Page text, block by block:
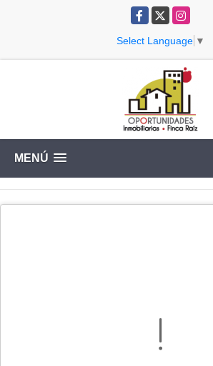
Facebook
X Instagram
Select Language ▼
MENÚ